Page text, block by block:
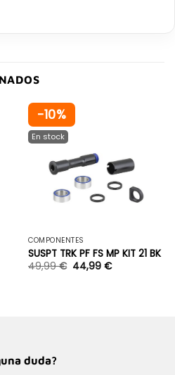
-10%
COMPONENTES
SUSPT TRK PF FS MP KIT 21 BK
49,99€ 44,99€
duda?